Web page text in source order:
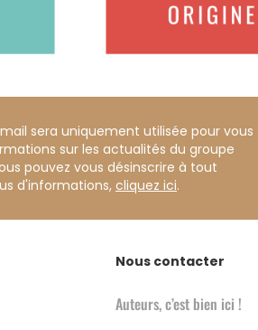
sera uniquement utilisée pour vous
sur les actualités du groupe
pouvez vous désinscrire à tout
d'informations, cliquez ici.
Nous contacter
Auteurs, c’est bien ici !